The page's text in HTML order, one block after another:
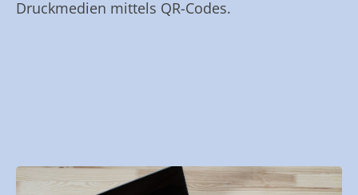
Druckmedien mittels QR-Codes.